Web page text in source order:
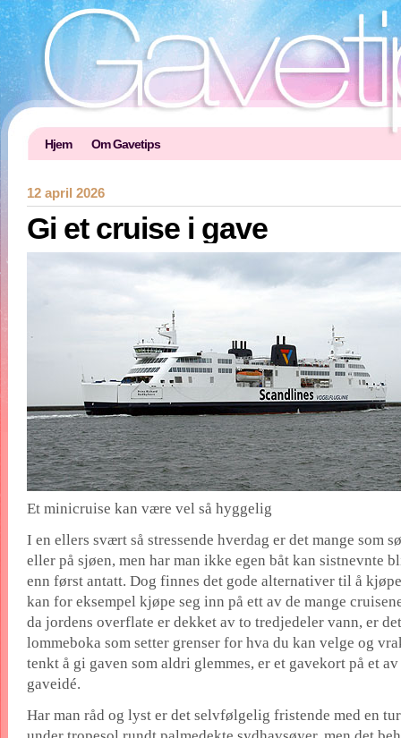
Hjem Om Gavetips
12 april 2026
Gi et cruise i gave
Et minicruise kan være vel så hyggelig
I en ellers svært så stressende hverdag er det mange som
eller på sjøen, men har man ikke egen båt kan sistnevnte
enn først antatt. Dog finnes det gode alternativer til å
kan for eksempel kjøpe seg inn på ett av de mange
da jordens overflate er dekket av to tredjedeler vann, er
lommeboka som setter grenser for hva du kan velge og
tenkt å gi gaven som aldri glemmes, er et gavekort på et
gaveidé.
Har man råd og lyst er det selvfølgelig fristende med en